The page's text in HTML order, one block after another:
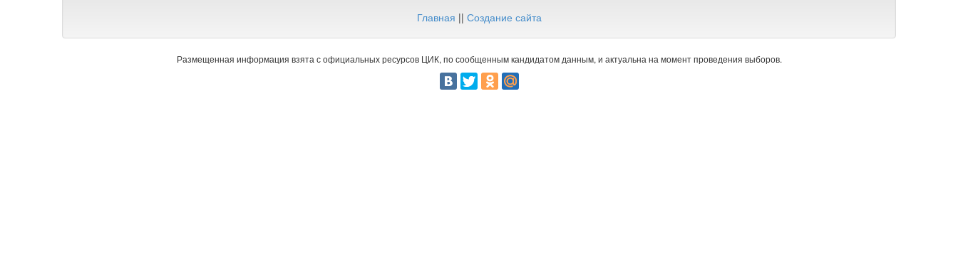
Главная || Создание сайта
Размещенная информация взята с официальных ресурсов ЦИК, по сообщенным кандидатом данным, и актуальна на момент проведения выборов.